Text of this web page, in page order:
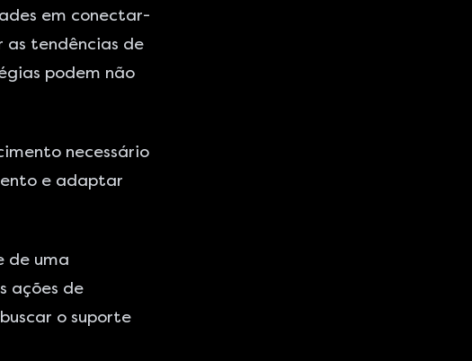
em conectar-
as tendências de
podem não
necessário
e adaptar
de uma
ações de
o suporte